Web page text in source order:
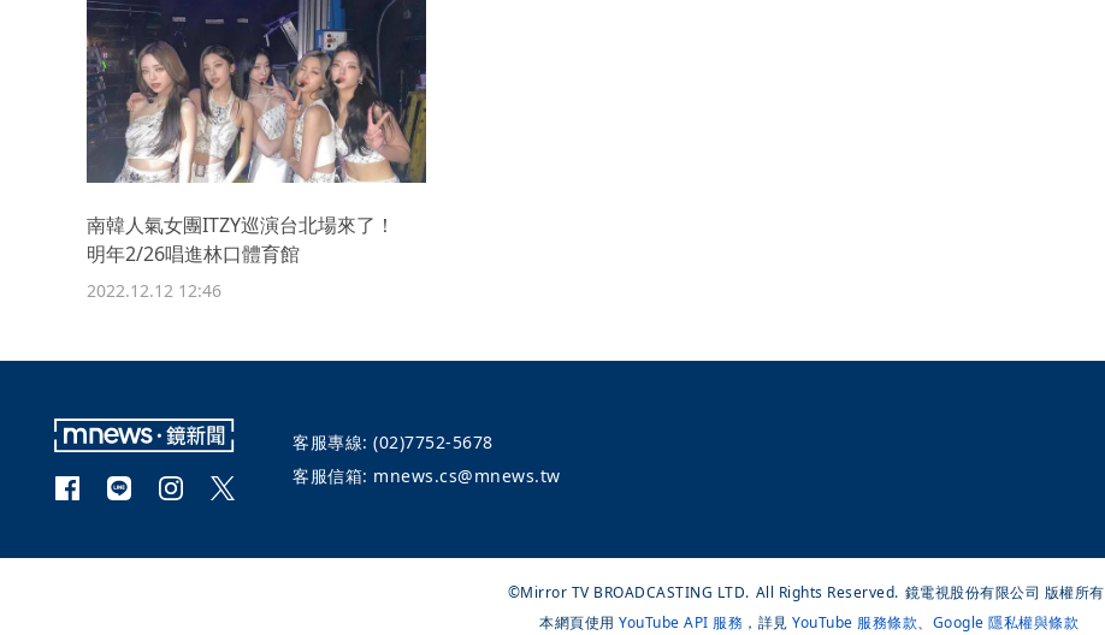
南韓人氣女團ITZY巡演台北場來了！
明年2/26唱進林口體育館
2022.12.12 12:46
客服專線: (02)7752-5678
客服信箱: mnews.cs@mnews.tw
©Mirror TV BROADCASTING LTD. All Rights Reserved. 鏡電視股份有限公司 版權所有
本網頁使用 YouTube API 服務 ，詳見 YouTube 服務條款、 Google 隱私權與條款